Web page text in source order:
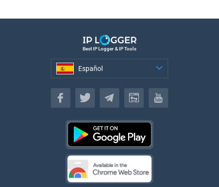
Best IP Logger & IP Tools
Español
Español